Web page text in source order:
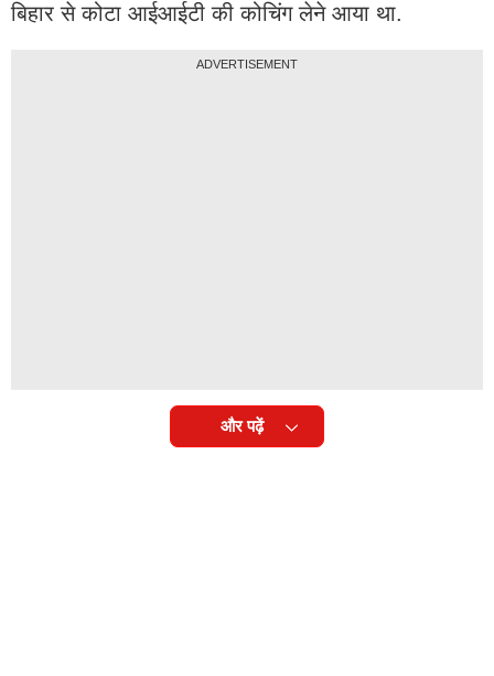
बिहार से कोटा आईआईटी की कोचिंग लेने आया था.
ADVERTISEMENT
और पढ़ें